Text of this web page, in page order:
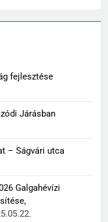
fejlesztése
Járásban
– Ságvári utca
Galgahévízi